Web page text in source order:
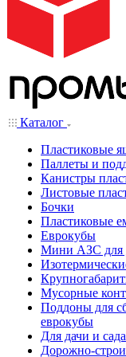
Каталог
Пластиковые
Паллеты и
Канистры
Листовые
Бочки
Пластиковые
Еврокубы
Мини АЗС для
Мусорные
Поддоны для
еврокубы
Для дачи и сада
Дорожно-